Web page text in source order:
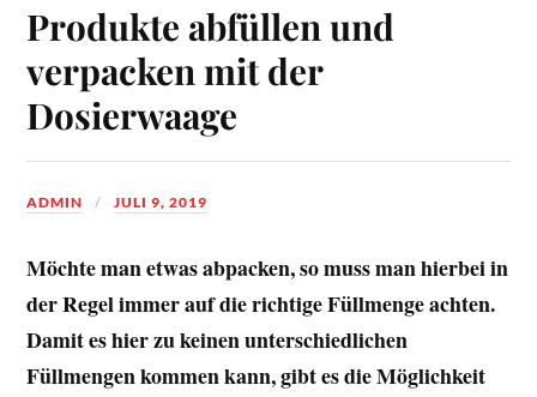
Produkte abfüllen und
verpacken mit der
Dosierwaage
ADMIN JULI 9, 2019
Möchte man etwas abpacken, so muss man hierbei in
der Regel immer auf die richtige Füllmenge achten.
Damit es hier zu keinen unterschiedlichen
Füllmengen kommen kann, gibt es die Möglichkeit